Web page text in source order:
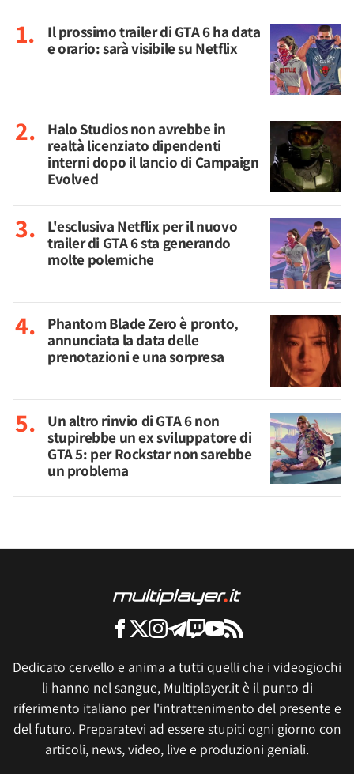
Il prossimo trailer di GTA 6 ha data
e orario: sarà visibile su Netflix
Halo Studios non avrebbe in
realtà licenziato dipendenti
interni dopo il lancio di Campaign
Evolved
L'esclusiva Netflix per il nuovo
trailer di GTA 6 sta generando
molte polemiche
Phantom Blade Zero è pronto,
annunciata la data delle
prenotazioni e una sorpresa
Un altro rinvio di GTA 6 non
stupirebbe un ex sviluppatore di
GTA 5: per Rockstar non sarebbe
un problema
Dedicato cervello e anima a tutti quelli che i videogiochi
li hanno nel sangue, Multiplayer.it è il punto di
riferimento italiano per l'intrattenimento del presente e
del futuro. Preparatevi ad essere stupiti ogni giorno con
articoli, news, video, live e produzioni geniali.